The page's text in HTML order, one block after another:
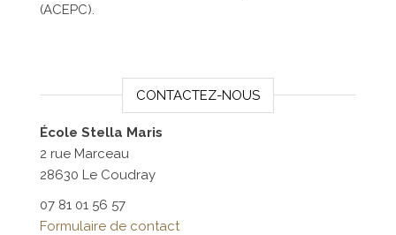
(ACEPC).
CONTACTEZ-NOUS
École Stella Maris
2 rue Marceau
28630 Le Coudray
07 81 01 56 57
Formulaire de contact